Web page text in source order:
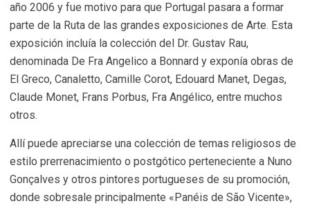
año 2006 y fue motivo para que Portugal pasara a formar
parte de la Ruta de las grandes exposiciones de Arte. Esta
exposición incluía la colección del Dr. Gustav Rau,
denominada De Fra Angelico a Bonnard y exponía obras de
El Greco, Canaletto, Camille Corot, Edouard Manet, Degas,
Claude Monet, Frans Porbus, Fra Angélico, entre muchos
otros.
Allí puede apreciarse una colección de temas religiosos de
estilo prerrenacimiento o postgótico perteneciente a Nuno
Gonçalves y otros pintores portugueses de su promoción,
donde sobresale principalmente «Panéis de São Vicente»,